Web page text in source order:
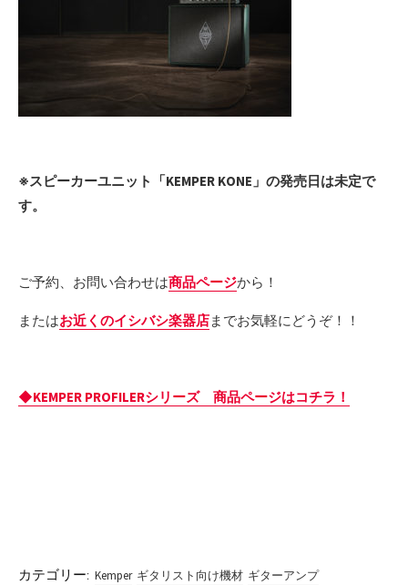
※スピーカーユニット「KEMPER KONE」の発売日は未定で
す。
ご予約、お問い合わせは商品ページから！
またはお近くのイシバシ楽器店までお気軽にどうぞ！！
◆KEMPER PROFILERシリーズ 商品ページはコチラ！
カテゴリー: Kemper ギタリスト向け機材 ギターアンプ